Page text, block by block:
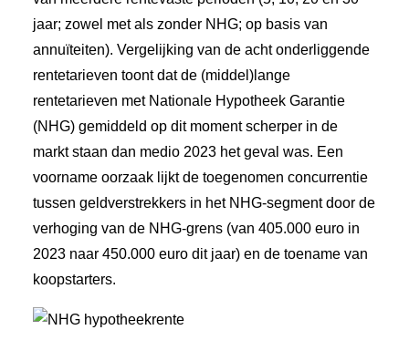
jaar; zowel met als zonder NHG; op basis van
annuïteiten). Vergelijking van de acht onderliggende
rentetarieven toont dat de (middel)lange
rentetarieven met Nationale Hypotheek Garantie
(NHG) gemiddeld op dit moment scherper in de
markt staan dan medio 2023 het geval was. Een
voorname oorzaak lijkt de toegenomen concurrentie
tussen geldverstrekkers in het NHG-segment door de
verhoging van de NHG-grens (van 405.000 euro in
2023 naar 450.000 euro dit jaar) en de toename van
koopstarters.